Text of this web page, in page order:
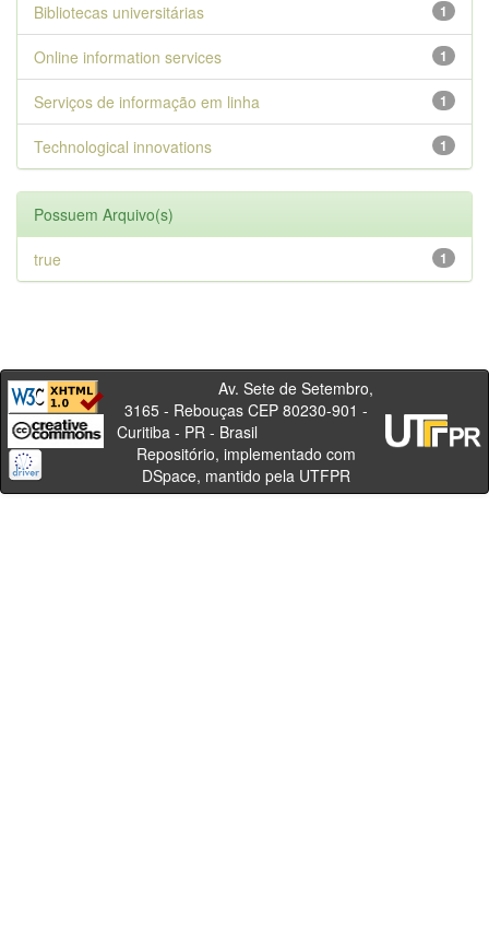
1
Bibliotecas universitárias
1
Online information services
1
Serviços de informação em linha
1
Technological innovations
Possuem Arquivo(s)
1
true
Av. Sete de Setembro,
3165 - Rebouças CEP 80230-901 -
Curitiba - PR - Brasil
Repositório, implementado com
DSpace, mantido pela UTFPR